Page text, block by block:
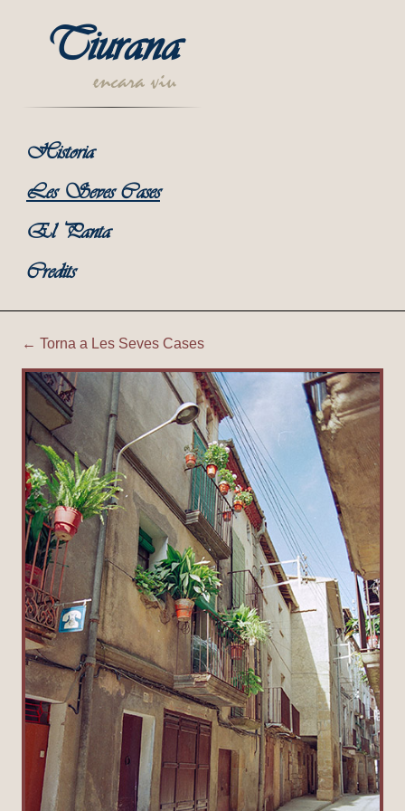
Tiurana
encara viu
Historia
Les Seves Cases
El Panta
Credits
Tiurana | Cal Peret; Cal
← Torna a Les Seves Cases